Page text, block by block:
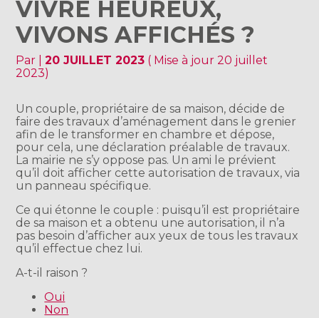
VIVRE HEUREUX,
VIVONS AFFICHÉS ?
Par |20 JUILLET 2023 ( Mise à jour 20 juillet
2023)
Un couple, propriétaire de sa maison, décide de
faire des travaux d’aménagement dans le grenier
afin de le transformer en chambre et dépose,
pour cela, une déclaration préalable de travaux.
La mairie ne s’y oppose pas. Un ami le prévient
qu’il doit afficher cette autorisation de travaux, via
un panneau spécifique.
Ce qui étonne le couple : puisqu’il est propriétaire
de sa maison et a obtenu une autorisation, il n’a
pas besoin d’afficher aux yeux de tous les travaux
qu’il effectue chez lui.
A-t-il raison ?
Oui
Non